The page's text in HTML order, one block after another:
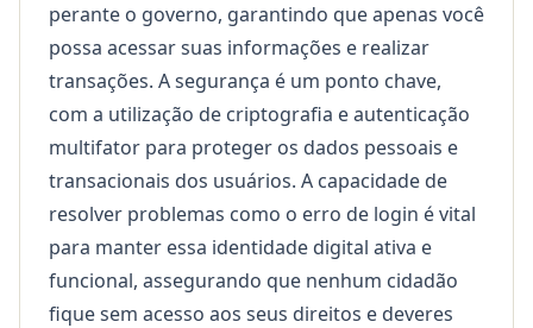
perante o governo, garantindo que apenas você
possa acessar suas informações e realizar
transações. A segurança é um ponto chave,
com a utilização de criptografia e autenticação
multifator para proteger os dados pessoais e
transacionais dos usuários. A capacidade de
resolver problemas como o erro de login é vital
para manter essa identidade digital ativa e
funcional, assegurando que nenhum cidadão
fique sem acesso aos seus direitos e deveres